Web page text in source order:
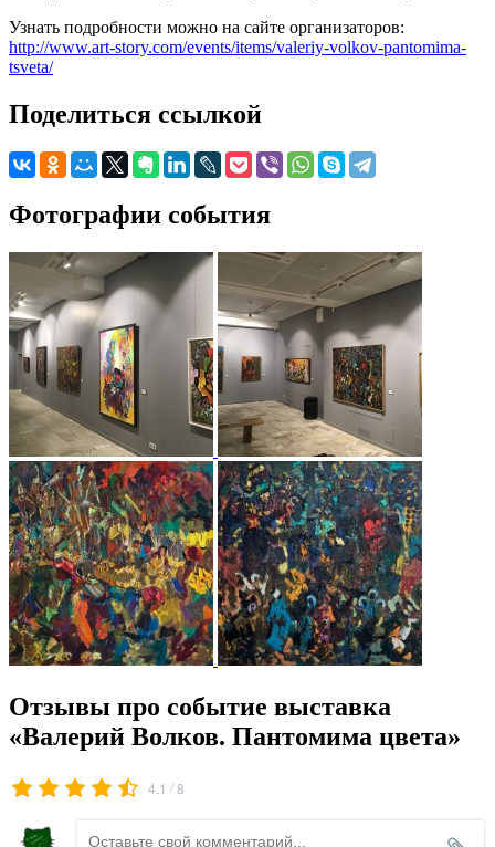
Узнать подробности можно на сайте организаторов:
http://www.art-story.com/events/items/valeriy-volkov-pantomima-
tsveta/
Поделиться ссылкой
Фотографии события
Отзывы про событие выставка
«Валерий Волков. Пантомима цвета»
4.1 /8